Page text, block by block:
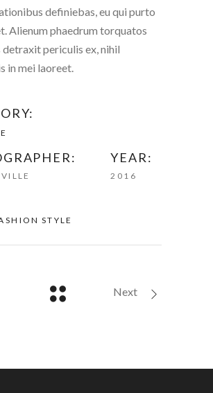
definiebas, eu qui purto
Alienum phaedrum torquatos
detraxit periculis ex, nihil
in mei laoreet.
YEAR:
2016
STYLE
Next